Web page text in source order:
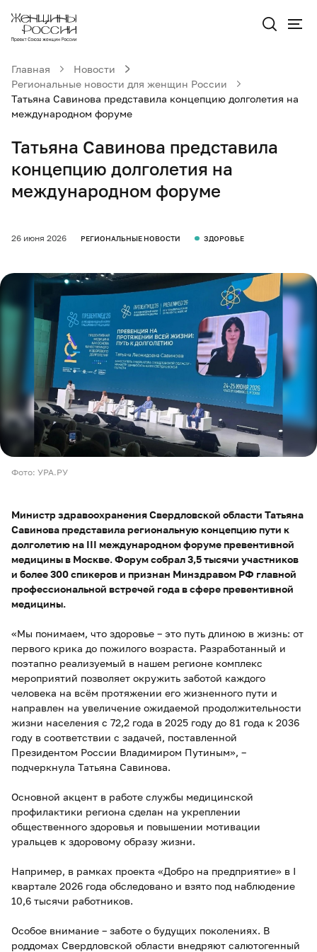
Главная
Новости
Региональные новости для женщин России
Татьяна Савинова представила концепцию долголетия на
международном форуме
Татьяна Савинова представила
концепцию долголетия на
международном форуме
26 июня 2026 РЕГИОНАЛЬНЫЕ НОВОСТИ ЗДОРОВЬЕ
Фото: УРА.РУ
Министр здравоохранения Свердловской области Татьяна
Савинова представила региональную концепцию пути к
долголетию на III международном форуме превентивной
медицины в Москве. Форум собрал 3,5 тысячи участников
и более 300 спикеров и признан Минздравом РФ главной
профессиональной встречей года в сфере превентивной
медицины.
«Мы понимаем, что здоровье – это путь длиною в жизнь: от
первого крика до пожилого возраста. Разработанный и
поэтапно реализуемый в нашем регионе комплекс
мероприятий позволяет окружить заботой каждого
человека на всём протяжении его жизненного пути и
направлен на увеличение ожидаемой продолжительности
жизни населения с 72,2 года в 2025 году до 81 года к 2036
году в соответствии с задачей, поставленной
Президентом России Владимиром Путиным», –
подчеркнула Татьяна Савинова.
Основной акцент в работе службы медицинской
профилактики региона сделан на укреплении
общественного здоровья и повышении мотивации
уральцев к здоровому образу жизни.
Например, в рамках проекта «Добро на предприятие» в I
квартале 2026 года обследовано и взято под наблюдение
10,6 тысячи работников.
Особое внимание – заботе о будущих поколениях. В
роддомах Свердловской области внедряют салютогенный